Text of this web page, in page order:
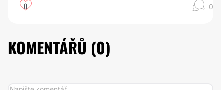
0 0
KOMENTÁŘŮ (0)